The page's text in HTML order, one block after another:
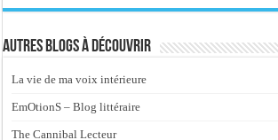
Autres blogs à découvrir
La vie de ma voix intérieure
EmOtionS – Blog littéraire
The Cannibal Lecteur